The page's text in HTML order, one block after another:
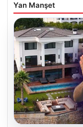
Yan Manşet